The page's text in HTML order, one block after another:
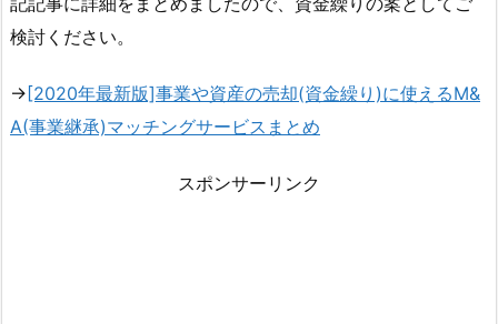
検討ください。
→[2020年最新版]事業や資産の売却(資金繰り)に使えるM&
A(事業継承)マッチングサービスまとめ
スポンサーリンク